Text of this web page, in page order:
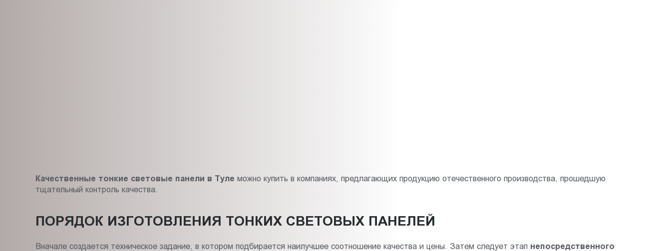
Качественные тонкие световые панели в Туле можно купить в компаниях, предлагающих продукцию отечественного производства, прошедшую
тщательный контроль качества.
ПОРЯДОК ИЗГОТОВЛЕНИЯ ТОНКИХ СВЕТОВЫХ ПАНЕЛЕЙ
Вначале создается техническое задание, в котором подбирается наилучшее соотношение качества и цены. Затем следует этап непосредственного